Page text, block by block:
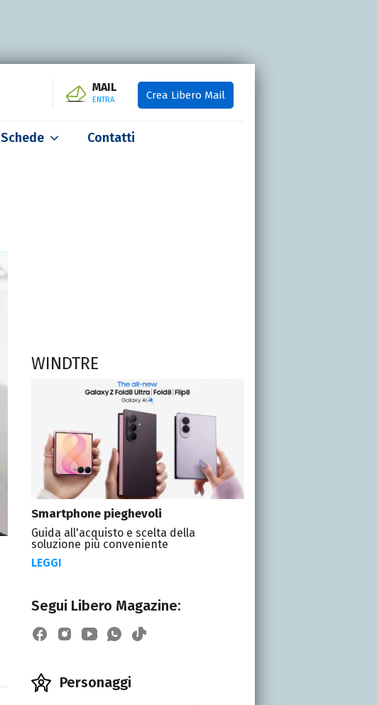
MAIL
ENTRA Crea Libero Mail
Schede Contatti
WINDTRE
Smartphone pieghevoli
Guida all'acquisto e scelta della
soluzione più conveniente
LEGGI
Segui Libero Magazine:
Personaggi